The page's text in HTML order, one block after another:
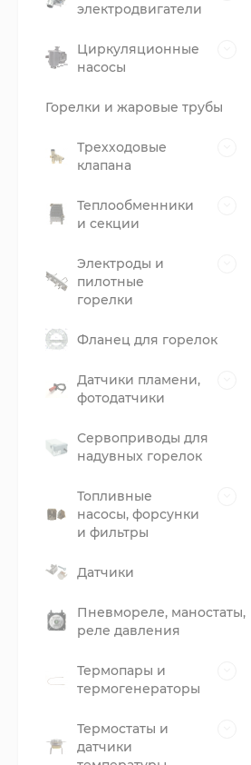
электродвигатели
Циркуляционные
насосы
Горелки и жаровые трубы
Трехходовые
клапана
Теплообменники
и секции
Электроды и
пилотные
горелки
Фланец для горелок
Датчики пламени,
фотодатчики
Сервоприводы для
надувных горелок
Топливные
насосы, форсунки
и фильтры
Датчики
Пневмореле, маностаты,
реле давления
Термопары и
термогенераторы
Термостаты и
датчики